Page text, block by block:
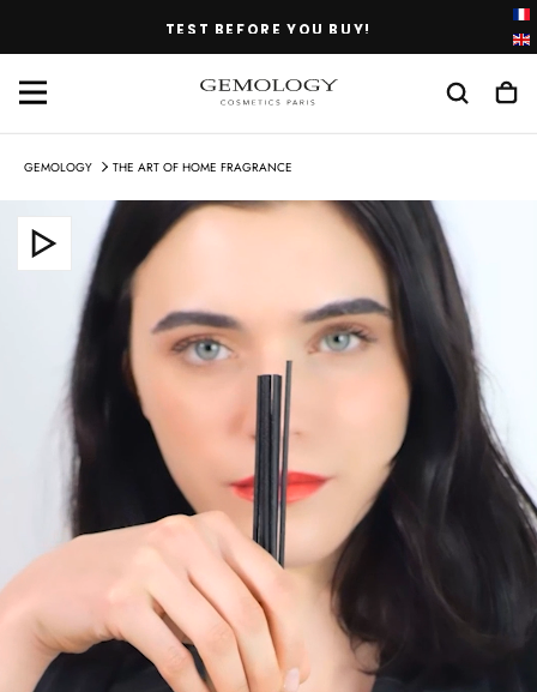
CONTENT
TEST BEFORE YOU BUY!
GEMOLOGY THE ART OF HOME FRAGRANCE